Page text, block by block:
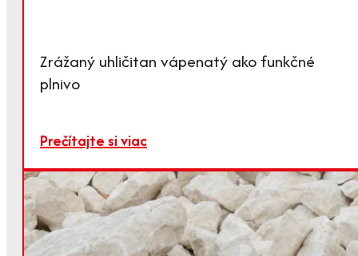
Zrážaný uhličitan vápenatý ako funkčné
plnivo
Prečítajte si viac